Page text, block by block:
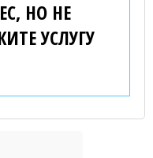
НО НЕ
УСЛУГУ